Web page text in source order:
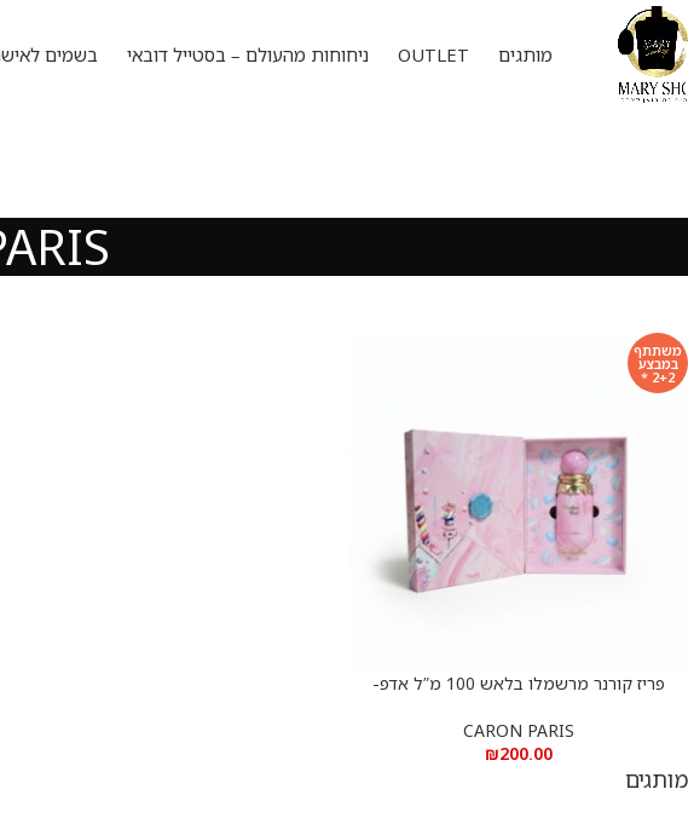
מותגים OUTLET ניחוחות מהעולם – בסטייל דובאי בשמים
משתתף
במבצע
2+2 *
הוספה לסל
פריז קורנר מרשמלו בלאש 100 מ”ל אדפ-
100 EDP
CARON PARIS
₪200.00
מותגים